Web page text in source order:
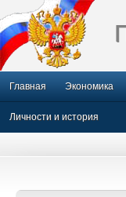
Главная Экономика
Личности и история